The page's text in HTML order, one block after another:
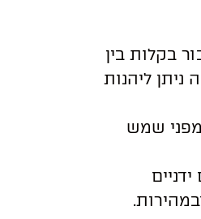
בקלות בין
ליהנות
שמש